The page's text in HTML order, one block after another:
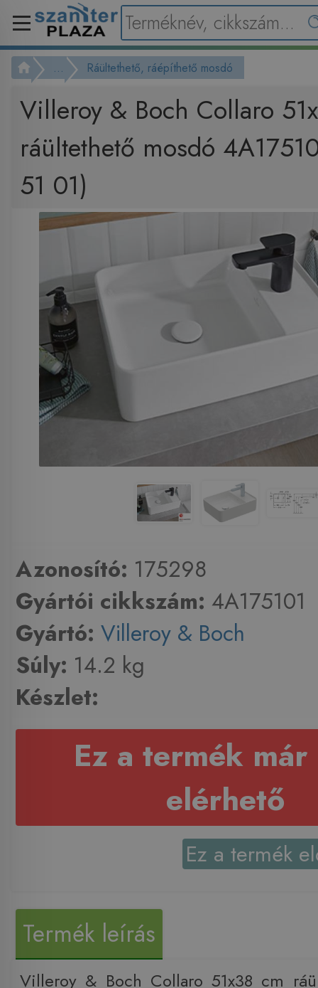
... Ráültethető, ráépíthető mosdó
Villeroy & Boch Collaro
ráültethető mosdó
51 01)
Azonosító: 175298
Gyártói cikkszám: 4A175101
Gyártó: Villeroy & Boch
Súly: 14.2 kg
Készlet:
Ez a termék már
elérhető
Ez a termék
Termék leírás
Villeroy & Boch Collaro 51x38 cm